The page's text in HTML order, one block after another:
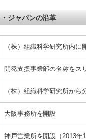
・ジャパンの沿革
（株）組織科学研究所内
開発支援事業部の名称をス
（株）組織科学研究所か
大阪事務所を開設
神戸営業所を開設（2013年1